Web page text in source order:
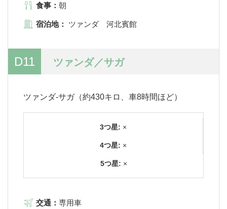
食事： 朝
宿泊地： ツァンダ 河北賓館
D11 ツァンダ／サガ
ツァンダ-サガ（約430キロ、車8時間ほど）
3つ星: ×
4つ星: ×
5つ星: ×
交通： 専用車